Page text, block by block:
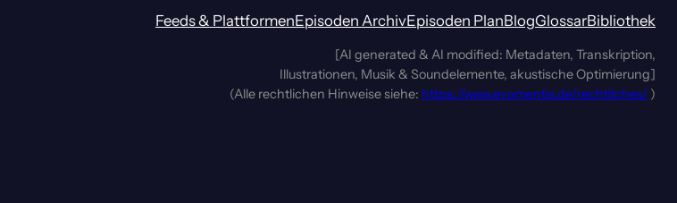
Feeds & PlattformenEpisoden ArchivEpisoden PlanBlogGlossarBibliothek
[AI generated & AI modified: Metadaten, Transkription,
Illustrationen, Musik & Soundelemente, akustische Optimierung]
(Alle rechtlichen Hinweise siehe: https://www.evomentis.de/rechtliches/ )